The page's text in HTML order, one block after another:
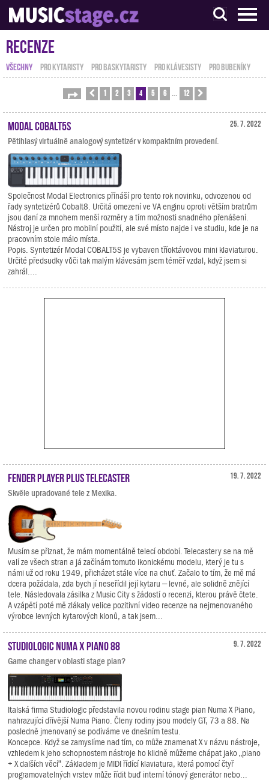
S muzikanty pro muzikanty
Recenze
VŠECHNY PRO KYTARISTY PRO BASKYTARISTY PRO KLÁVESISTY PRO BUBENÍKY
Stránka zPředchozí
1 2 3 4 5 6 12
25. 7. 2022
Modal COBALT5S
Pětihlasý virtuálně analogový syntetizér v kompaktním provedení.
Společnost Modal Electronics přínáší pro tento rok novinku, odvozenou od
řady syntetizérů Cobalt8. Určitá omezení ve VA enginu oproti větším bratrům
jsou daní za mnohem menší rozměry a tím možnosti snadného přenášení.
Nástroj je určen pro mobilní použití, ale své místo najde i ve studiu, kde je na
pracovním stole málo místa.
Popis. Syntetizér Modal COBALT5S je vybaven tříoktávovou mini klaviaturou.
Určité předsudky vůči tak malým klávesám jsem téměř vzdal, když jsem si
zahrál....
19. 7. 2022
Fender Player Plus Telecaster
Skvěle upradované tele z Mexika.
Musím se přiznat, že mám momentálně telecí období. Telecastery se na mě
valí ze všech stran a já začínám tomuto ikonickému modelu, který je tu s
námi už od roku 1949, přicházet stále více na chuť. Začalo to tím, že mě má
dcera požádala, zda bych jí neseřídil její kytaru – levné, ale solidně znějící
tele. Následovala zásilka z Music City s žádostí o recenzi, kterou právě čtete.
A vzápětí poté mě zlákaly velice pozitivní video recenze na nejmenovaného
výrobce levných kytarových klonů, a tak jsem...
9. 7. 2022
Studiologic Numa X Piano 88
Game changer v oblasti stage pian?
Italská firma Studiologic představila novou rodinu stage pian Numa X Piano,
nahrazující dřívější Numa Piano. Členy rodiny jsou modely GT, 73 a 88. Na
posledně jmenovaný se podíváme ve dnešním testu.
Koncepce. Když se zamyslíme nad tím, co může znamenat X v názvu nástroje,
vzhledem k jeho schopnostem nástroje ho klidně můžeme chápat jako „piano
+ X dalších věcí“. Základem je MIDI řídící klaviatura, která pomocí čtyř
programovatelných vrstev může řídit buď interní tónový generátor nebo...